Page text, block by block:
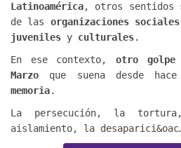
Latinoamérica, otros sentidos
de las organizaciones sociales
juveniles y culturales.
En ese contexto, otro golpe
Marzo que suena desde
memoria.
La persecución, la
aislamiento, la